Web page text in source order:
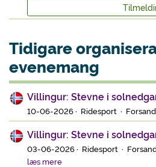
Tidigare
evenemang
Villingur: Stevne i
10-06-2026 · Ridesport · Forsand
Villingur: Stevne i
03-06-2026 · Ridesport ·
læs mere